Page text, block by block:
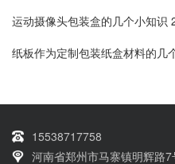
运动摄像头包装盒的几个小知识
纸板作为定制包装纸盒材料的几
15538717758
河南省郑州市马寨镇明辉路7